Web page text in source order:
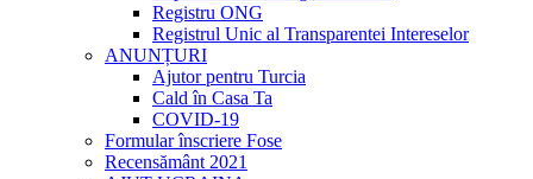
Registru ONG
Registrul Unic al Transparentei Intereselor
ANUNȚURI
Ajutor pentru Turcia
Cald în Casa Ta
COVID-19
Formular înscriere Fose
Recensământ 2021